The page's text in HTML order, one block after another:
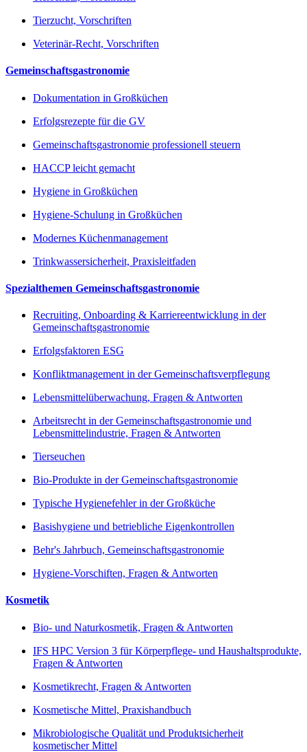
Tierzucht, Vorschriften
Veterinär-Recht, Vorschriften
Gemeinschaftsgastronomie
Dokumentation in Großküchen
Erfolgsrezepte für die GV
Gemeinschaftsgastronomie professionell steuern
HACCP leicht gemacht
Hygiene in Großküchen
Hygiene-Schulung in Großküchen
Modernes Küchenmanagement
Trinkwassersicherheit, Praxisleitfaden
Spezialthemen Gemeinschaftsgastronomie
Recruiting, Onboarding & Karriereentwicklung in der
Gemeinschaftsgastronomie
Erfolgsfaktoren ESG
Konfliktmanagement in der Gemeinschaftsverpflegung
Lebensmittelüberwachung, Fragen & Antworten
Arbeitsrecht in der Gemeinschaftsgastronomie und
Lebensmittelindustrie, Fragen & Antworten
Tierseuchen
Bio-Produkte in der Gemeinschaftsgastronomie
Typische Hygienefehler in der Großküche
Basishygiene und betriebliche Eigenkontrollen
Behr's Jahrbuch, Gemeinschaftsgastronomie
Hygiene-Vorschiften, Fragen & Antworten
Kosmetik
Bio- und Naturkosmetik, Fragen & Antworten
IFS HPC Version 3 für Körperpflege- und Haushaltsprodukte,
Fragen & Antworten
Kosmetikrecht, Fragen & Antworten
Kosmetische Mittel, Praxishandbuch
Mikrobiologische Qualität und Produktsicherheit
kosmetischer Mittel